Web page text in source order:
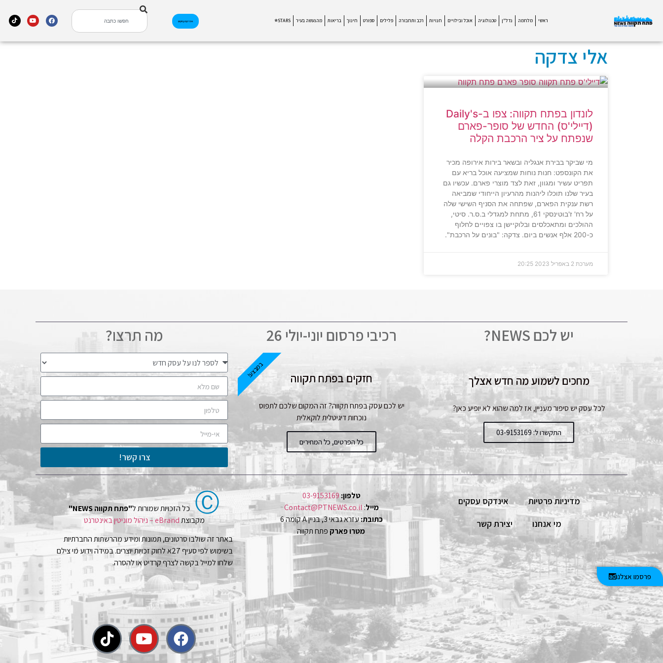
ראשי מלחמה נדל"ן טכנולוגיה אוכל ובילויים חנויות רכב ותחבורה פלילים ספורט חינוך בריאות מהנעשה בעיר STARS⭐ אינדקס עסקים
אלי צדקה
לונדון בפתח תקווה: צפו ב-Daily's
(דיילי'ס) החדש של סופר-פארם
שנפתח על ציר הרכבת הקלה
מי שביקר בבירת אנגליה ובשאר בירות אירופה מכיר
את הקונספט: חנות נוחות שמציעה אוכל בריא עם
תפריט עשיר ומגוון, זאת לצד מוצרי פארם. עכשיו גם
בעיר שלנו תוכלו ליהנות מהרעיון הייחודי שמביאה
רשת ענקית הפארם, שפתחה את הסניף השישי שלה
על רח' ז'בוטינסקי 61, מתחת למגדלי ב.ס.ר. סיטי,
ההולכים ומתאכלסים ובלוקיישן בו צפויים לחלוף
כ-200 אלף אנשים ביום. צדקה: "בונים על הרכבת".
מערכת 2 באפריל 2023 20:25
פרסמו אצלנו
יש לכם NEWS?
מחכים לשמוע מה חדש אצלך
לכל עסק יש סיפור מעניין, אז למה שהוא לא יופיע כאן?
התקשרו ל: 03-9153169
רכיבי פרסום יוני-יולי 26
חזקים בפתח תקווה
יש לכם עסק בפתח תקווה? זה המקום שלכם לתפוס
נוכחות דיגיטלית לוקאלית
כל הפרטים, כל המחירים
במבצע!
מה תרצו?
צרו קשר!
מדיניות פרטיות
אינדקס עסקים
מי אנחנו
יצירת קשר
טלפון:03-9153169
מייל:
Contact@PTNEWS.co.il
כתובת:עזרא גבאי 3, בניין A קומה 6
מטרו פארק פתח תקווה
Ⓒ כל הזכויות שמורות ל"פתח תקווה NEWS"
מקבוצתeBrand – ניהול מוניטין באינטרנט
באתר זה שולבו סרטונים, תמונות ומידע מהרשתות החברתיות
בשימוש לפי סעיף 27א לחוק זכויות יוצרים. במידה וידוע מי צילם
שלחו למייל בקשה לצרף קרדיט או להסרה.